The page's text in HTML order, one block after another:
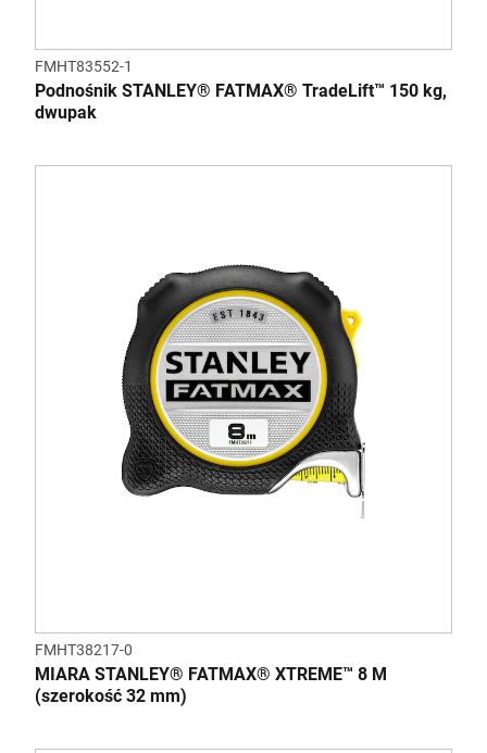
FMHT83552-1
Podnośnik STANLEY® FATMAX® TradeLift™ 150 kg,
dwupak
FMHT38217-0
MIARA STANLEY® FATMAX® XTREME™ 8 M
(szerokość 32 mm)